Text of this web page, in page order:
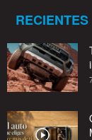
RECIENTES